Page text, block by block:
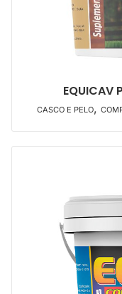
EQUICAV
CASCO E PELO,